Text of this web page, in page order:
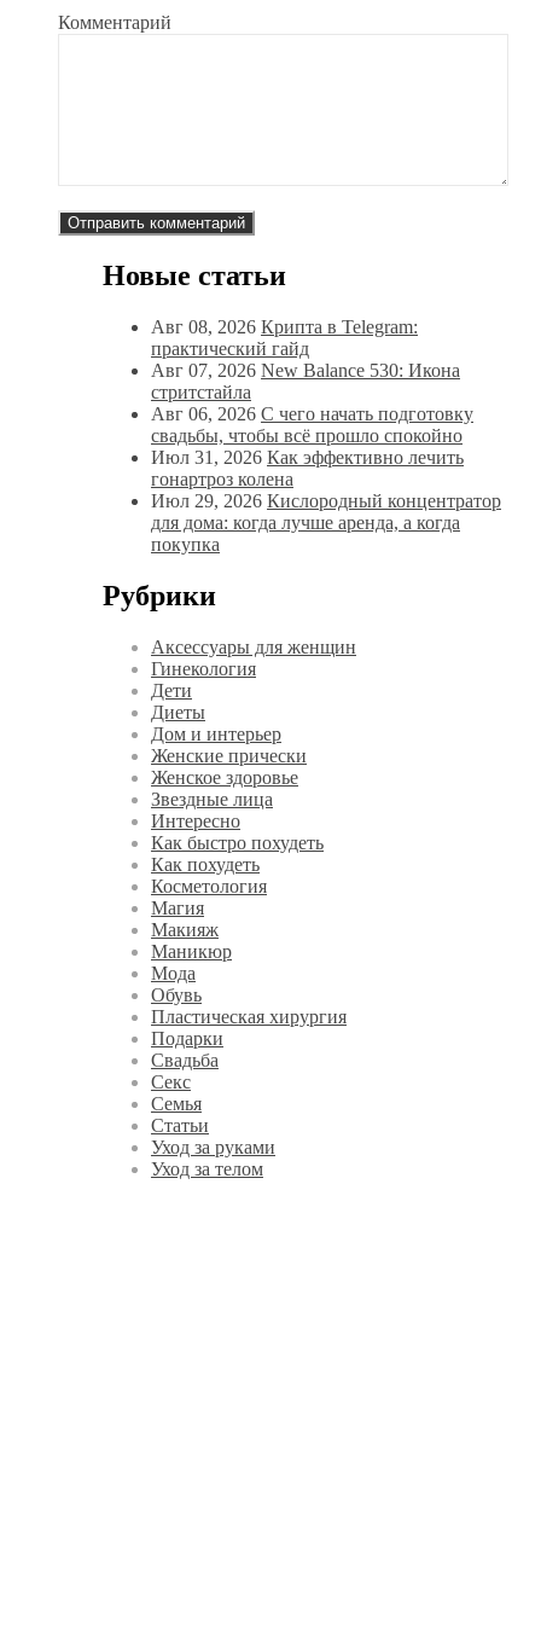
Комментарий
Новые статьи
Авг 08, 2026 Крипта в Telegram:
практический гайд
Авг 07, 2026 New Balance 530: Икона
стритстайла
Авг 06, 2026 С чего начать подготовку
свадьбы, чтобы всё прошло спокойно
Июл 31, 2026 Как эффективно лечить
гонартроз колена
Июл 29, 2026 Кислородный концентратор
для дома: когда лучше аренда, а когда
покупка
Рубрики
Аксессуары для женщин
Гинекология
Дети
Диеты
Дом и интерьер
Женские прически
Женское здоровье
Звездные лица
Интересно
Как быстро похудеть
Как похудеть
Косметология
Магия
Макияж
Маникюр
Мода
Обувь
Пластическая хирургия
Подарки
Свадьба
Секс
Семья
Статьи
Уход за руками
Уход за телом